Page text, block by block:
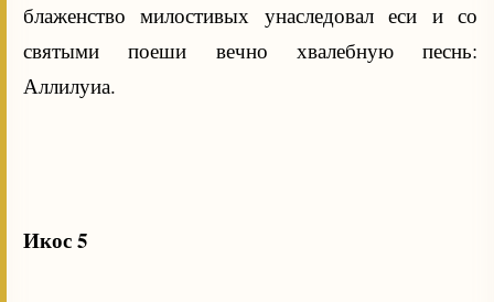
блаженство милостивых унаследовал еси и со
святыми поеши вечно хвалебную песнь:
Аллилуиа.
Икос 5